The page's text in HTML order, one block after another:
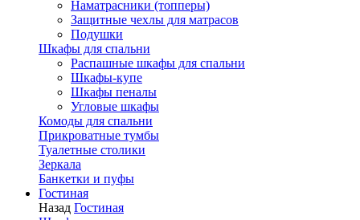
Наматрасники (топперы)
Защитные чехлы для матрасов
Подушки
Шкафы для спальни
Распашные шкафы для спальни
Шкафы-купе
Шкафы пеналы
Угловые шкафы
Комоды для спальни
Прикроватные тумбы
Туалетные столики
Зеркала
Банкетки и пуфы
Гостиная
Назад Гостиная